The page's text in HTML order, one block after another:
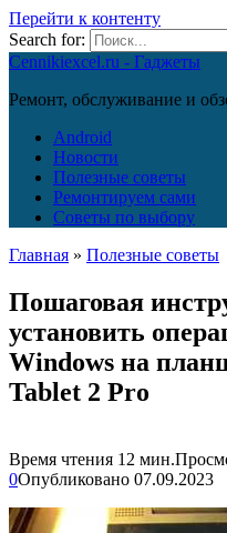
Перейти к контенту
Search for:
Cennikiexcel.ru - Гаджеты
Ремонт, обслуживание и
Android
Новости
Полезные советы
Ремонтируем сами
Советы по выбору
Главная » Полезные советы
Пошаговая
установить
Windows на
Tablet 2 Pro
Время чтения 12 мин.
0Опубликовано 07.09.2023